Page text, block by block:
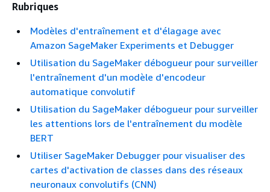
Rubriques
Modèles d'entraînement et d'élagage avec
Amazon SageMaker Experiments et Debugger
Utilisation du SageMaker débogueur pour surveiller
l'entraînement d'un modèle d'encodeur
automatique convolutif
Utilisation du SageMaker débogueur pour surveiller
les attentions lors de l'entraînement du modèle
BERT
Utiliser SageMaker Debugger pour visualiser des
cartes d'activation de classes dans des réseaux
neuronaux convolutifs (CNN)